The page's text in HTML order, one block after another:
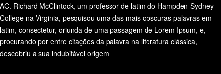
AC. Richard McClintock, um professor de latim do Hampden-Sydney
College na Virginia, pesquisou uma das mais obscuras palavras em
latim, consectetur, oriunda de uma passagem de Lorem Ipsum, e,
procurando por entre citações da palavra na literatura clássica,
descobriu a sua indubitável origem.